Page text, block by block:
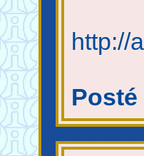
http://
Posté